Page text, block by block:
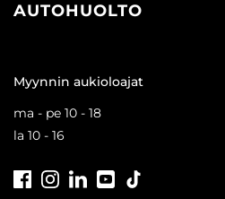
AUTOHUOLTO
Myynnin aukioloajat
ma - pe 10 - 18
la 10 - 16
FacebookInstagramLinkedInYoutube